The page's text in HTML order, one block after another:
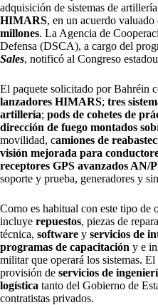
adquisición de sistemas de
HIMARS, en un acuerdo valuado
millones. La Agencia de
Defensa (DSCA), a cargo del
Sales, notificó al Congreso
El paquete solicitado por Bahréin
lanzadores HIMARS; tres
artillería; pods de cohetes de
dirección de fuego montados
movilidad, camiones de
visión mejorada para
receptores GPS avanzados AN/
soporte y prueba, generadores y
Como es habitual con este tipo de
incluye repuestos, piezas de
técnica, software y servicios de
programas de capacitación y e
militar que operará los sistemas.
provisión de servicios de
logística tanto del Gobierno de
contratistas privados.